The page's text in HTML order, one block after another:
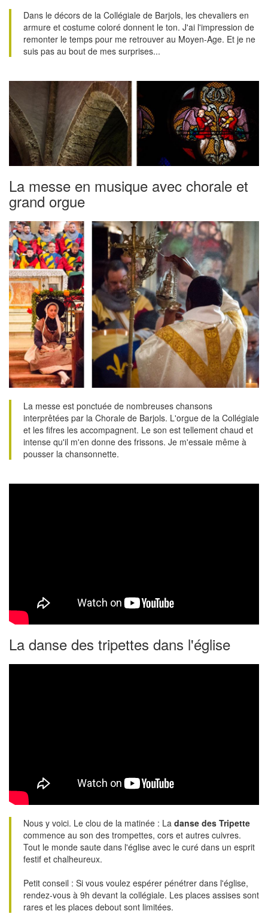
Dans le décors de la Collégiale de Barjols, les chevaliers en
armure et costume coloré donnent le ton. J'ai l'impression de
remonter le temps pour me retrouver au Moyen-Age. Et je ne
suis pas au bout de mes surprises...
La messe en musique avec chorale et
grand orgue
La messe est ponctuée de nombreuses chansons
interprêtées par la Chorale de Barjols. L'orgue de la Collégiale
et les fifres les accompagnent. Le son est tellement chaud et
intense qu'il m'en donne des frissons. Je m'essaie même à
pousser la chansonnette.
La danse des tripettes dans l'église
Nous y voici. Le clou de la matinée : La danse des Tripette
commence au son des trompettes, cors et autres cuivres.
Tout le monde saute dans l'église avec le curé dans un esprit
festif et chalheureux.
Petit conseil : Si vous voulez espérer pénétrer dans l'église,
rendez-vous à 9h devant la collégiale. Les places assises sont
rares et les places debout sont limitées.